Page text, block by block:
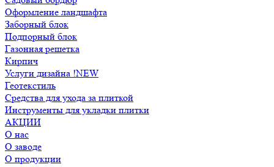
Оформление ландшафта
Заборный блок
Подпорный блок
Газонная решетка
Кирпич
Услуги дизайна !NEW
Геотекстиль
Средства для ухода за плиткой
Инструменты для укладки плитки
АКЦИИ
О нас
О заводе
О продукции